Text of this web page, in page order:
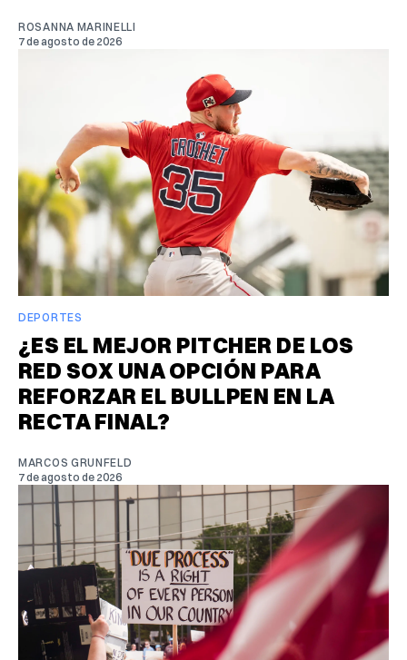
ROSANNA MARINELLI
7 de agosto de 2026
DEPORTES
¿ES EL MEJOR PITCHER DE LOS
RED SOX UNA OPCIÓN PARA
REFORZAR EL BULLPEN EN LA
RECTA FINAL?
MARCOS GRUNFELD
7 de agosto de 2026